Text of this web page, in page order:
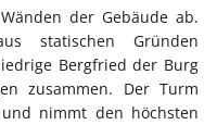
der Gebäude ab.
statischen Gründen
Bergfried der Burg
zusammen. Der Turm
nimmt den höchsten